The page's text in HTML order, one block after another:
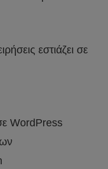
εστιάζει σε
WordPress